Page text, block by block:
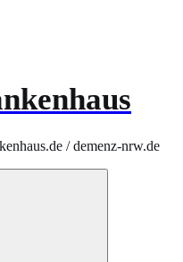
/ demenz-nrw.de